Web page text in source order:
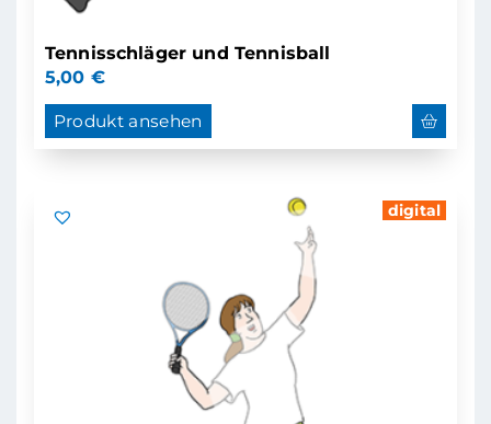
Tennisschläger und Tennisball
5,00 €
Produkt ansehen
digital